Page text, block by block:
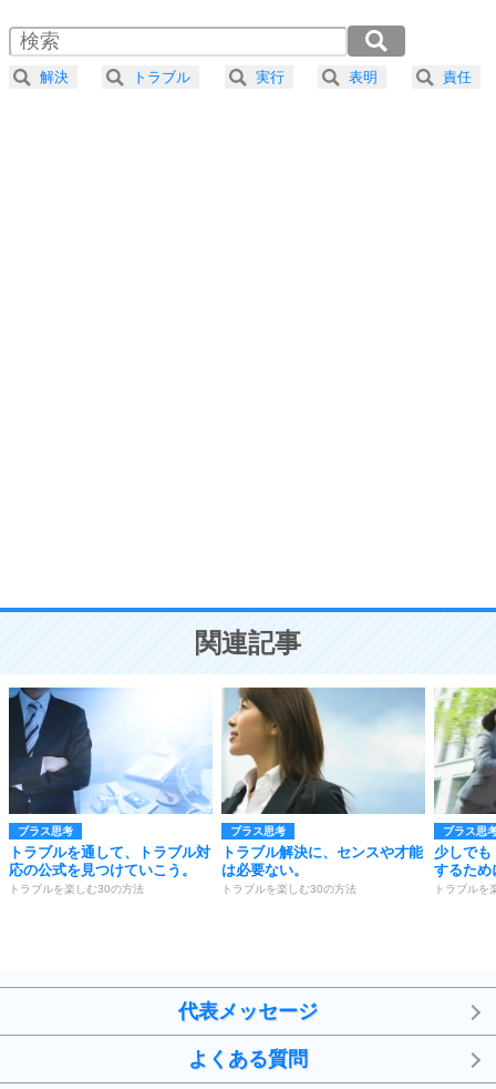
4 器の大きい人は、怒りを優しさで表現する。
ことが大切。
2.0倍速 （218KB 55秒）
2.5倍速 （175KB 44秒）
3.0倍速 （146KB 37秒）
解決 トラブル 実行 表明 責任
関連記事
プラス思考
トラブルを通して、トラブル対
応の公式を見つけていこう。
トラブルを楽しむ30の方法
プラス思考
トラブル解決に、センスや才能
は必要ない。
トラブルを楽しむ30の方法
プラス思
少しでも
するため
トラブルを
代表メッセージ
よくある質問